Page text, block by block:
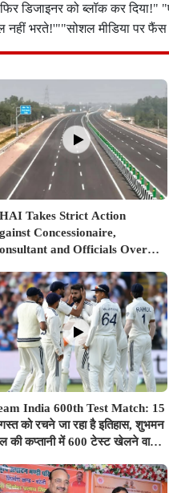
डिजाइनर को ब्लॉक कर
भरते!'""सोशल मीडिया पर
Takes Strict Action
Concessionaire,
and Officials Over
India 600th Test Match: 15
को रचने जा रहा है इतिहास, शुभमन
की कप्तानी में 600 टेस्ट खेलने वाला